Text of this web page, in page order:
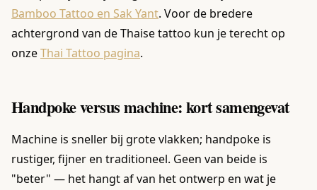
Bamboo Tattoo en Sak Yant. Voor de bredere
achtergrond van de Thaise tattoo kun je terecht op
onzeThai Tattoo pagina.
Handpoke versus machine: kort samengevat
Machine is sneller bij grote vlakken; handpoke is
rustiger, fijner en traditioneel. Geen van beide is
"beter" — het hangt af van het ontwerp en wat je